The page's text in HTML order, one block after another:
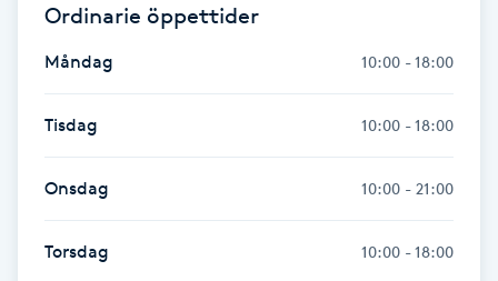
Ordinarie öppettider
Måndag 10:00 - 18:00
Tisdag 10:00 - 18:00
Onsdag 10:00 - 21:00
Torsdag 10:00 - 18:00